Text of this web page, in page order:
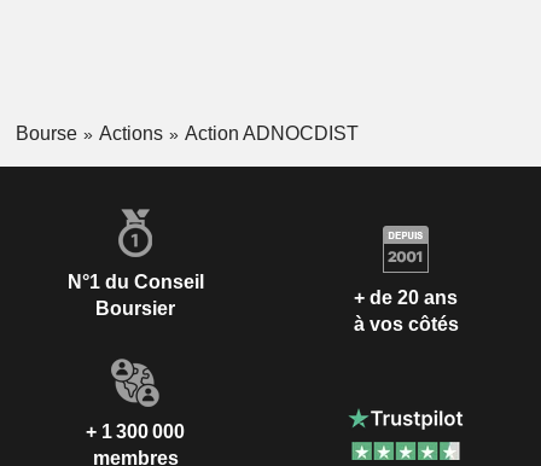
Bourse Actions Action ADNOCDIST
N°1 du Conseil
Boursier
+ de 20 ans
à vos côtés
+ 1 300 000
membres